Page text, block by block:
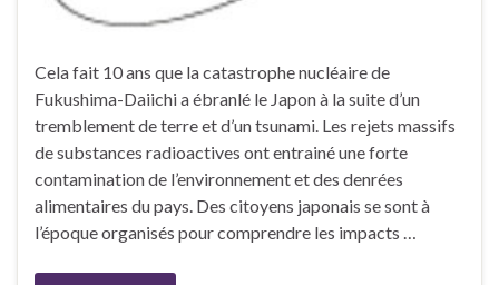
Cela fait 10 ans que la catastrophe nucléaire de
Fukushima-Daiichi a ébranlé le Japon à la suite d’un
tremblement de terre et d’un tsunami. Les rejets massifs
de substances radioactives ont entrainé une forte
contamination de l’environnement et des denrées
alimentaires du pays. Des citoyens japonais se sont à
l’époque organisés pour comprendre les impacts …